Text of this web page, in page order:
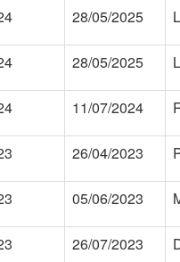
28/05/2025
28/05/2025
11/07/2024
26/04/2023
05/06/2023
26/07/2023